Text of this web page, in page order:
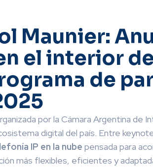
Maunier:
el interior
de
por la Cámara Argentina de
digital del país. Entre
IP en la nube pensada para
más flexibles, eficientes y